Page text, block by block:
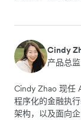
Cindy
产品总监
Cindy Zhao 现任
程序化的金融执
架构，以及面向